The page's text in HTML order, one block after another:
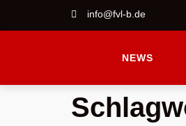
info@fvl-b.de
NEWS